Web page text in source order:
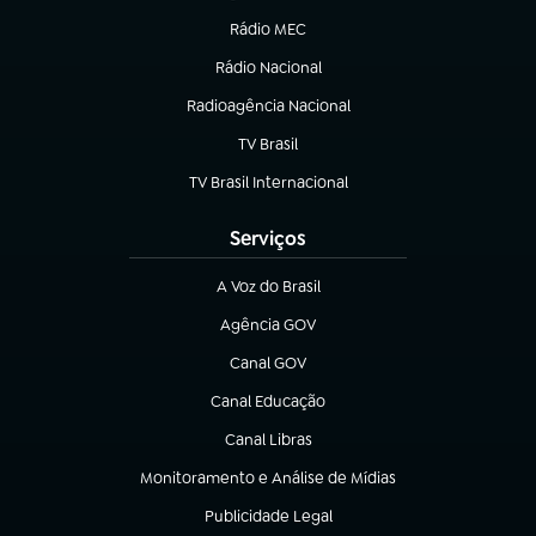
Rádio MEC
(abre em nova aba)
Rádio Nacional
Radioagência Nacional
(abre em nova aba)
TV Brasil
(abre em nova aba)
TV Brasil Internacional
(abre em nova aba)
Serviços
A Voz do Brasil
(abre em nova aba)
Agência GOV
(abre em nova aba)
Canal GOV
(abre em nova aba)
Canal Educação
(abre em nova aba)
Canal Libras
(abre em nova aba)
Monitoramento e Análise de Mídias
(abre em nova aba)
Publicidade Legal
(abre em nova aba)